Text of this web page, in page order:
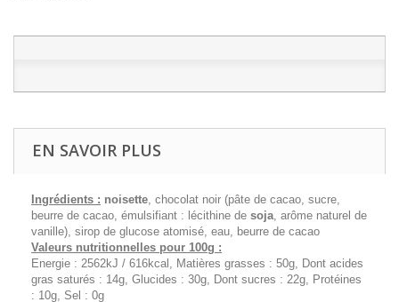
EN SAVOIR PLUS
Ingrédients : noisette , chocolat noir (pâte de cacao, sucre,
beurre de cacao, émulsifiant : lécithine de soja , arôme naturel de
vanille), sirop de glucose atomisé, eau, beurre de cacao
Valeurs nutritionnelles pour 100g :
Energie : 2562kJ / 616kcal, Matières grasses : 50g, Dont acides
gras saturés : 14g, Glucides : 30g, Dont sucres : 22g, Protéines
: 10g, Sel : 0g